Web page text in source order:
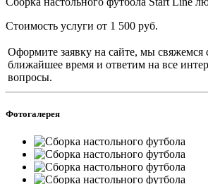
Стоимость услуги от 1 500 руб.
Оформите заявку на сайте, мы свяжемся
ближайшее время и ответим на все
вопросы.
Фотогалерея